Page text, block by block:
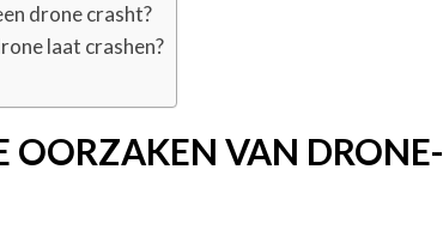
drone crasht?
laat crashen?
OORZAKEN VAN DRONE-